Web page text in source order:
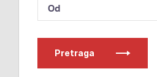
Pretraga